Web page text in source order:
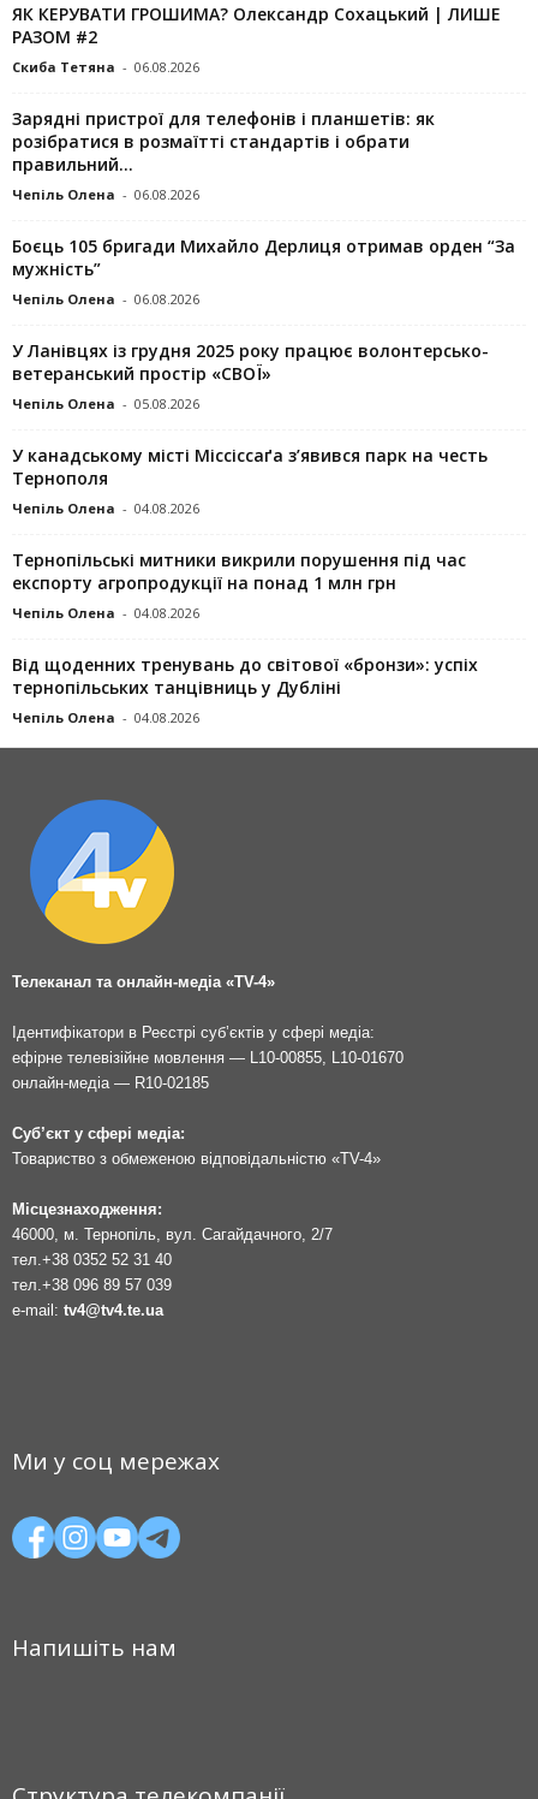
ЯК КЕРУВАТИ ГРОШИМА? Олександр Сохацький | ЛИШЕ
РАЗОМ #2
Скиба Тетяна - 06.08.2026
Зарядні пристрої для телефонів і планшетів: як
розібратися в розмаїтті стандартів і обрати
правильний...
Чепіль Олена - 06.08.2026
Боєць 105 бригади Михайло Дерлиця отримав орден “За
мужність”
Чепіль Олена - 06.08.2026
У Ланівцях із грудня 2025 року працює волонтерсько-
ветеранський простір «СВОЇ»
Чепіль Олена - 05.08.2026
У канадському місті Міссіссаґа з’явився парк на честь
Тернополя
Чепіль Олена - 04.08.2026
Тернопільські митники викрили порушення під час
експорту агропродукції на понад 1 млн грн
Чепіль Олена - 04.08.2026
Від щоденних тренувань до світової «бронзи»: успіх
тернопільських танцівниць у Дубліні
Чепіль Олена - 04.08.2026
Телеканал та онлайн-медіа «TV-4»
Ідентифікатори в Реєстрі суб’єктів у сфері медіа:
ефірне телевізійне мовлення — L10-00855, L10-01670
онлайн-медіа — R10-02185
Суб’єкт у сфері медіа:
Товариство з обмеженою відповідальністю «TV-4»
Місцезнаходження:
46000, м. Тернопіль, вул. Сагайдачного, 2/7
тел. +38 0352 52 31 40
тел. +38 096 89 57 039
e-mail: tv4@tv4.te.ua
Ми у соц мережах
Напишіть нам